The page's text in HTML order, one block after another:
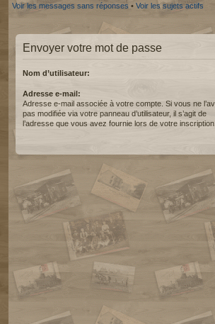
Voir les messages sans réponses • Voir les sujets actifs
Envoyer votre mot de passe
Nom d’utilisateur:
Adresse e-mail:
Adresse e-mail associée à votre compte. Si vous ne
pas modifiée via votre panneau d’utilisateur, il s’agit de
l’adresse que vous avez fournie lors de votre inscription.